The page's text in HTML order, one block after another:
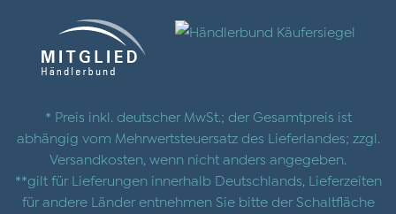
* Preis inkl. deutscher MwSt.; der Gesamtpreis ist
abhängig vom Mehrwertsteuersatz des Lieferlandes; zzgl.
Versandkosten , wenn nicht anders angegeben.
**gilt für Lieferungen innerhalb Deutschlands, Lieferzeiten
für andere Länder entnehmen Sie bitte der Schaltfläche